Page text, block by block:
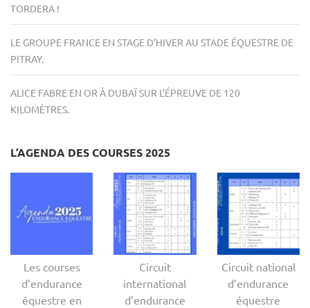
TORDERA !
LE GROUPE FRANCE EN STAGE D’HIVER AU STADE ÉQUESTRE DE
PITRAY.
ALICE FABRE EN OR À DUBAÏ SUR L’ÉPREUVE DE 120
KILOMÈTRES.
L’AGENDA DES COURSES 2025
Les courses
d’endurance
équestre en
Circuit
international
d’endurance
Circuit national
d’endurance
équestre